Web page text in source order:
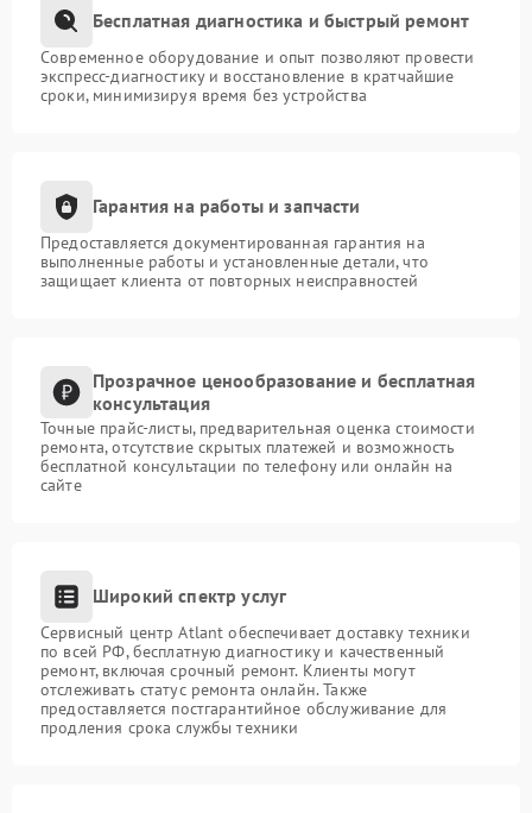
Бесплатная диагностика и быстрый ремонт
Современное оборудование и опыт позволяют провести
экспресс-диагностику и восстановление в кратчайшие
сроки, минимизируя время без устройства
Гарантия на работы и запчасти
Предоставляется документированная гарантия на
выполненные работы и установленные детали, что
защищает клиента от повторных неисправностей
Прозрачное ценообразование и бесплатная
консультация
Точные прайс-листы, предварительная оценка стоимости
ремонта, отсутствие скрытых платежей и возможность
бесплатной консультации по телефону или онлайн на
сайте
Широкий спектр услуг
Сервисный центр Atlant обеспечивает доставку техники
по всей РФ, бесплатную диагностику и качественный
ремонт, включая срочный ремонт. Клиенты могут
отслеживать статус ремонта онлайн. Также
предоставляется постгарантийное обслуживание для
продления срока службы техники